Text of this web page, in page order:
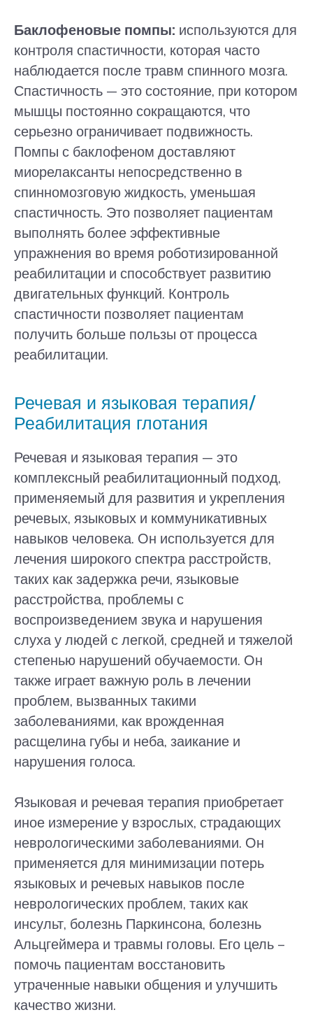
Баклофеновые помпы: используются для
контроля спастичности, которая часто
наблюдается после травм спинного мозга.
Спастичность — это состояние, при котором
мышцы постоянно сокращаются, что
серьезно ограничивает подвижность.
Помпы с баклофеном доставляют
миорелаксанты непосредственно в
спинномозговую жидкость, уменьшая
спастичность. Это позволяет пациентам
выполнять более эффективные
упражнения во время роботизированной
реабилитации и способствует развитию
двигательных функций. Контроль
спастичности позволяет пациентам
получить больше пользы от процесса
реабилитации.
Речевая и языковая терапия/
Реабилитация глотания
Речевая и языковая терапия — это
комплексный реабилитационный подход,
применяемый для развития и укрепления
речевых, языковых и коммуникативных
навыков человека. Он используется для
лечения широкого спектра расстройств,
таких как задержка речи, языковые
расстройства, проблемы с
воспроизведением звука и нарушения
слуха у людей с легкой, средней и тяжелой
степенью нарушений обучаемости. Он
также играет важную роль в лечении
проблем, вызванных такими
заболеваниями, как врожденная
расщелина губы и неба, заикание и
нарушения голоса.
Языковая и речевая терапия приобретает
иное измерение у взрослых, страдающих
неврологическими заболеваниями. Он
применяется для минимизации потерь
языковых и речевых навыков после
неврологических проблем, таких как
инсульт, болезнь Паркинсона, болезнь
Альцгеймера и травмы головы. Его цель –
помочь пациентам восстановить
утраченные навыки общения и улучшить
качество жизни.